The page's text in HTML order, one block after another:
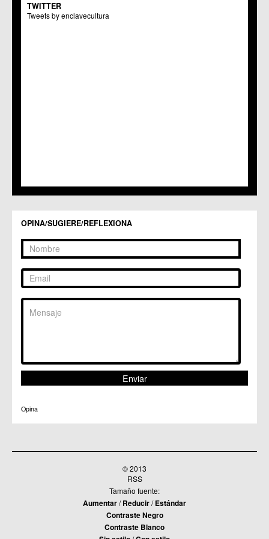
Centros Culturales
C.C. Puertas de Castilla
C.C. Zarandona
TWITTER
Tweets by enclavecultura
OPINA/SUGIERE/REFLEXIONA
Opina
© 2013
RSS
Tamaño fuente:
Aumentar/Reducir/Estándar
Contraste Negro
Contraste Blanco